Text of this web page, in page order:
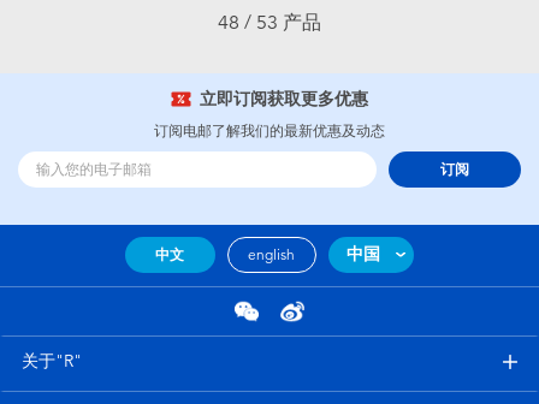
48 / 53 产品
立即订阅获取更多优惠
订阅电邮了解我们的最新优惠及动态
订阅
中文 english 中国
关于"R"